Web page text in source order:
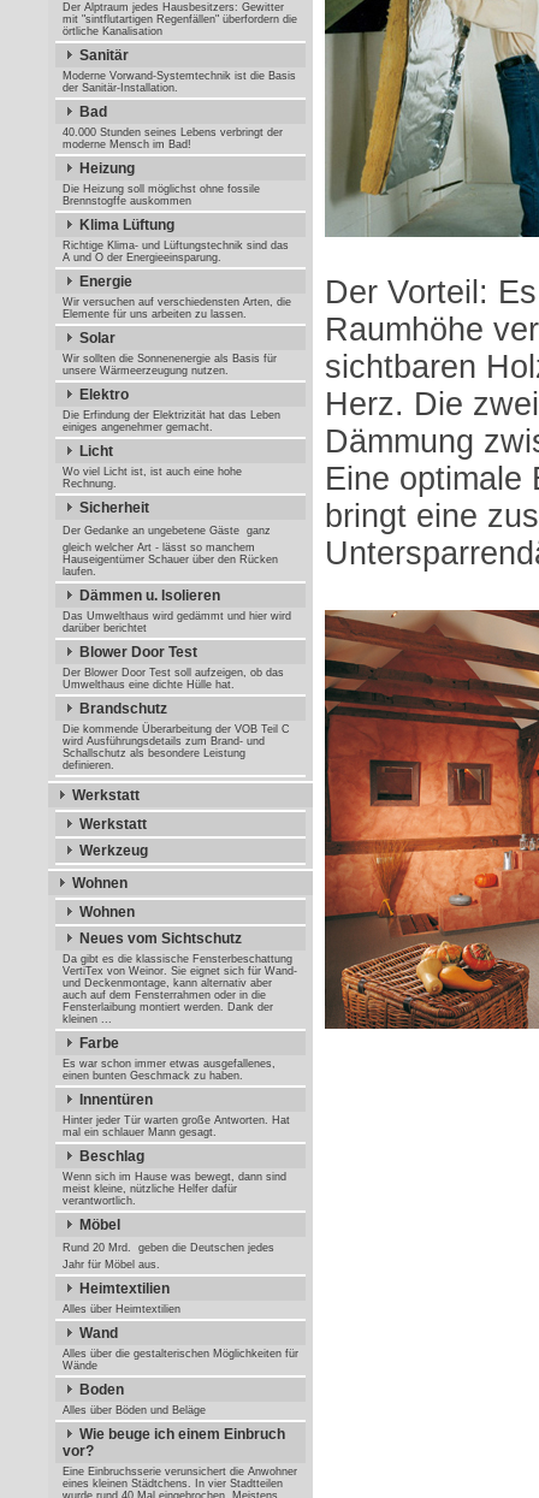
Der Alptraum jedes Hausbesitzers: Gewitter
mit "sintflutartigen Regenfällen" überfordern die
örtliche Kanalisation
Sanitär
Moderne Vorwand-Systemtechnik ist die Basis
der Sanitär-Installation.
Bad
40.000 Stunden seines Lebens verbringt der
moderne Mensch im Bad!
Heizung
Die Heizung soll möglichst ohne fossile
Brennstogffe auskommen
Klima Lüftung
Richtige Klima- und Lüftungstechnik sind das
A und O der Energieeinsparung.
Energie
Wir versuchen auf verschiedensten Arten, die
Elemente für uns arbeiten zu lassen.
Solar
Wir sollten die Sonnenenergie als Basis für
unsere Wärmeerzeugung nutzen.
Elektro
Die Erfindung der Elektrizität hat das Leben
einiges angenehmer gemacht.
Licht
Wo viel Licht ist, ist auch eine hohe
Rechnung.
Sicherheit
Der Gedanke an ungebetene Gäste  ganz
gleich welcher Art - lässt so manchem
Hauseigentümer Schauer über den Rücken
laufen.
Dämmen u. Isolieren
Das Umwelthaus wird gedämmt und hier wird
darüber berichtet
Blower Door Test
Der Blower Door Test soll aufzeigen, ob das
Umwelthaus eine dichte Hülle hat.
Brandschutz
Die kommende Überarbeitung der VOB Teil C
wird Ausführungsdetails zum Brand- und
Schallschutz als besondere Leistung
definieren.
Werkstatt
Werkstatt
Werkzeug
Wohnen
Wohnen
Neues vom Sichtschutz
Da gibt es die klassische Fensterbeschattung
VertiTex von Weinor. Sie eignet sich für Wand-
und Deckenmontage, kann alternativ aber
auch auf dem Fensterrahmen oder in die
Fensterlaibung montiert werden. Dank der
kleinen ...
Farbe
Es war schon immer etwas ausgefallenes,
einen bunten Geschmack zu haben.
Innentüren
Hinter jeder Tür warten große Antworten. Hat
mal ein schlauer Mann gesagt.
Beschlag
Wenn sich im Hause was bewegt, dann sind
meist kleine, nützliche Helfer dafür
verantwortlich.
Möbel
Rund 20 Mrd.  geben die Deutschen jedes
Jahr für Möbel aus.
Heimtextilien
Alles über Heimtextilien
Wand
Alles über die gestalterischen Möglichkeiten für
Wände
Boden
Alles über Böden und Beläge
Wie beuge ich einem Einbruch
vor?
Eine Einbruchsserie verunsichert die Anwohner
eines kleinen Städtchens. In vier Stadtteilen
wurde rund 40 Mal eingebrochen. Meistens
Der Vorteil:
Raumhöhe
sichtbaren
Herz. Die
Dämmung
Eine optimale
bringt eine